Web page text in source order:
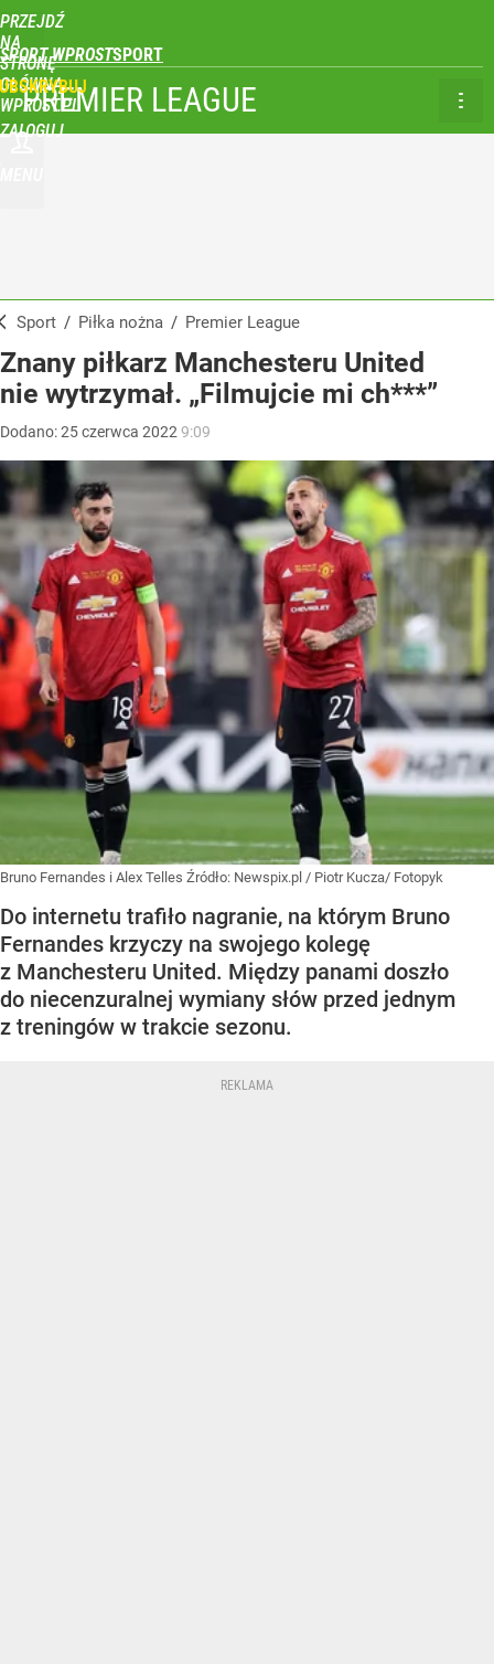
PRZEJDŹ
NA
STRONĘ
GŁÓWNĄ
WPROST.PL
SPORT WPROST
ZALOGUJ
PREMIER LEAGUE
Sport / Piłka nożna / Premier League
Znany piłkarz Manchesteru United
nie wytrzymał. „Filmujcie mi ch***”
Dodano:25czerwca 2022 9:09
Bruno Fernandes i Alex Telles Źródło: Newspix.pl / Piotr Kucza/ Fotopyk
Do internetu trafiło nagranie, na którym Bruno
Fernandes krzyczy na swojego kolegę
z Manchesteru United. Między panami doszło
do niecenzuralnej wymiany słów przed jednym
z treningów w trakcie sezonu.